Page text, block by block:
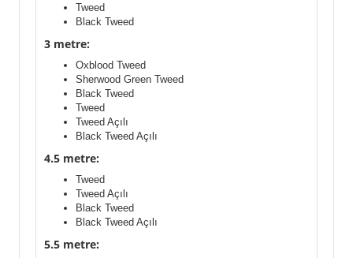
Tweed
Black Tweed
3 metre:
Oxblood Tweed
Sherwood Green Tweed
Black Tweed
Tweed
Tweed Açılı
Black Tweed Açılı
4.5 metre:
Tweed
Tweed Açılı
Black Tweed
Black Tweed Açılı
5.5 metre: